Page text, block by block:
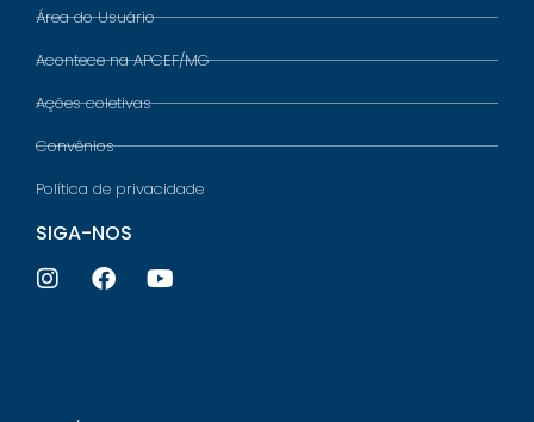
Área do Usuário
Acontece na APCEF/MG
Ações coletivas
Convênios
Política de privacidade
SIGA-NOS